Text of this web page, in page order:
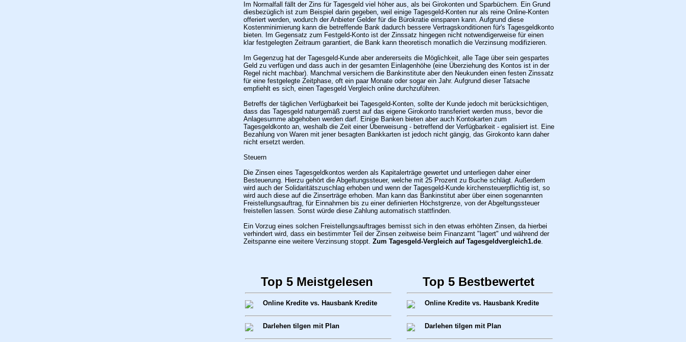
Im Normalfall fällt der Zins für Tagesgeld viel höher aus, als bei Girokonten und Sparbüchern. Ein Grund
diesbezüglich ist zum Beispiel darin gegeben, weil einige Tagesgeld-Konten nur als reine Online-Konten
offeriert werden, wodurch der Anbieter Gelder für die Bürokratie einsparen kann. Aufgrund diese
Kostenminimierung kann die betreffende Bank dadurch bessere Vertragskonditionen für's Tagesgeldkonto
bieten. Im Gegensatz zum Festgeld-Konto ist der Zinssatz hingegen nicht notwendigerweise für einen
klar festgelegten Zeitraum garantiert, die Bank kann theoretisch monatlich die Verzinsung modifizieren.
Im Gegenzug hat der Tagesgeld-Kunde aber andererseits die Möglichkeit, alle Tage über sein gespartes
Geld zu verfügen und dass auch in der gesamten Einlagenhöhe (eine Überziehung des Kontos ist in der
Regel nicht machbar). Manchmal versichern die Bankinstitute aber den Neukunden einen festen Zinssatz
für eine festgelegte Zeitphase, oft ein paar Monate oder sogar ein Jahr. Aufgrund dieser Tatsache
empfiehlt es sich, einen Tagesgeld Vergleich online durchzuführen.
Betreffs der täglichen Verfügbarkeit bei Tagesgeld-Konten, sollte der Kunde jedoch mit berücksichtigen,
dass das Tagesgeld naturgemäß zuerst auf das eigene Girokonto transferiert werden muss, bevor die
Anlagesumme abgehoben werden darf. Einige Banken bieten aber auch Kontokarten zum
Tagesgeldkonto an, weshalb die Zeit einer Überweisung - betreffend der Verfügbarkeit - egalisiert ist. Eine
Bezahlung von Waren mit jener besagten Bankkarten ist jedoch nicht gängig, das Girokonto kann daher
nicht ersetzt werden.
Steuern
Die Zinsen eines Tagesgeldkontos werden als Kapitalerträge gewertet und unterliegen daher einer
Besteuerung. Hierzu gehört die Abgeltungssteuer, welche mit 25 Prozent zu Buche schlägt. Außerdem
wird auch der Solidaritätszuschlag erhoben und wenn der Tagesgeld-Kunde kirchensteuerpflichtig ist, so
wird auch diese auf die Zinserträge erhoben. Man kann das Bankinstitut aber über einen sogenannten
Freistellungsauftrag, für Einnahmen bis zu einer definierten Höchstgrenze, von der Abgeltungssteuer
freistellen lassen. Sonst würde diese Zahlung automatisch stattfinden.
Ein Vorzug eines solchen Freistellungsauftrages bemisst sich in den etwas erhöhten Zinsen, da hierbei
verhindert wird, dass ein bestimmter Teil der Zinsen zeitweise beim Finanzamt "lagert" und während der
Zeitspanne eine weitere Verzinsung stoppt. Zum Tagesgeld-Vergleich auf Tagesgeldvergleich1.de.
Top 5 Meistgelesen
Online Kredite vs. Hausbank Kredite
Darlehen tilgen mit Plan
Top 5 Bestbewertet
Online Kredite vs. Hausbank Kredite
Darlehen tilgen mit Plan